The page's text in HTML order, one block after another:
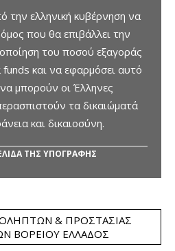
την ελληνική κυβέρνηση να
που θα επιβάλλει την
του ποσού εξαγοράς
και να εφαρμόσει αυτό
μπορούν οι Έλληνες
τα δικαιώματά
και δικαιοσύνη.
ΤΗΣ ΥΠΟΓΡΑΦΗΣ
& ΠΡΟΣΤΑΣΊΑΣ
ΒΟΡΕΊΟΥ ΕΛΛΆΔΟΣ